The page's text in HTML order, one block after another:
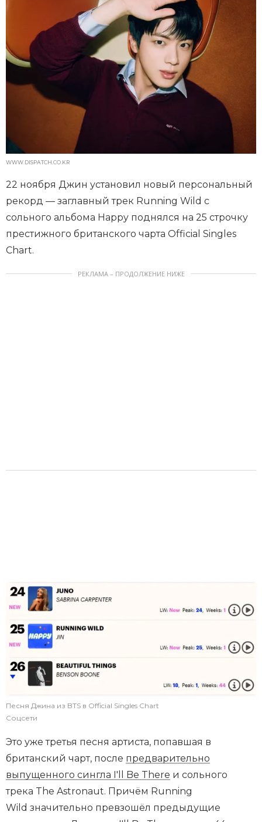
WWW.DISPATCH.CO.KR
22 ноября Джин установил новый персональный
рекорд — заглавный трек Running Wild с
сольного альбома Happy поднялся на 25 строчку
престижного британского чарта Official Singles
Chart.
РЕКЛАМА – ПРОДОЛЖЕНИЕ НИЖЕ
Песня Джина из BTS в Official Singles Chart
Соцсети
Это уже третья песня артиста, попавшая в
британский чарт, после предварительно
выпущенного сингла I'll Be There и сольного
трека The Astronaut. Причём Running
Wild значительно превзошёл предыдущие